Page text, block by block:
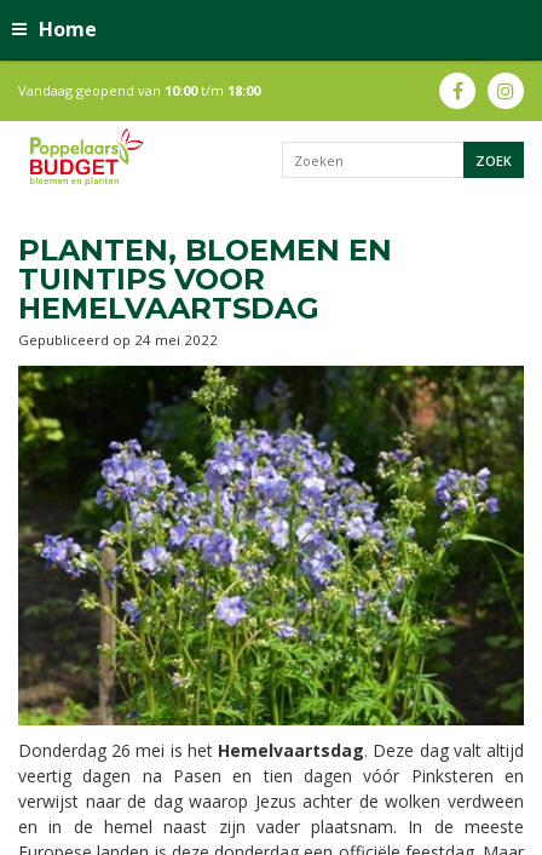
Home
Vandaag geopend van 10:00t/m 18:00
PLANTEN, BLOEMEN EN
TUINTIPS VOOR
HEMELVAARTSDAG
Gepubliceerd op 24 mei 2022
Donderdag 26 mei is het Hemelvaartsdag. Deze dag valt altijd
veertig dagen na Pasen en tien dagen vóór Pinksteren en
verwijst naar de dag waarop Jezus achter de wolken verdween
en in de hemel naast zijn vader plaatsnam. In de meeste